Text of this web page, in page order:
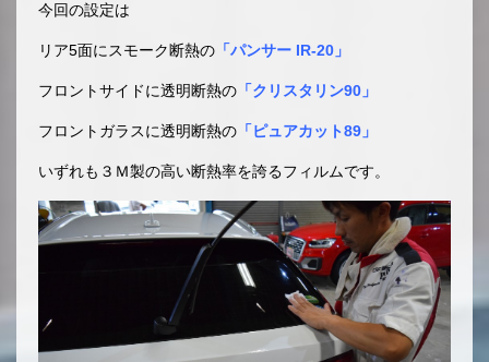
今回の設定は
リア5面にスモーク断熱の 「パンサー IR-20」
フロントサイドに透明断熱の 「クリスタリン90」
フロントガラスに透明断熱の 「ピュアカット89」
いずれも３Ｍ製の高い断熱率を誇るフィルムです。